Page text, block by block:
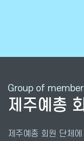
Group of
제주예총
제주예총 회원 단체